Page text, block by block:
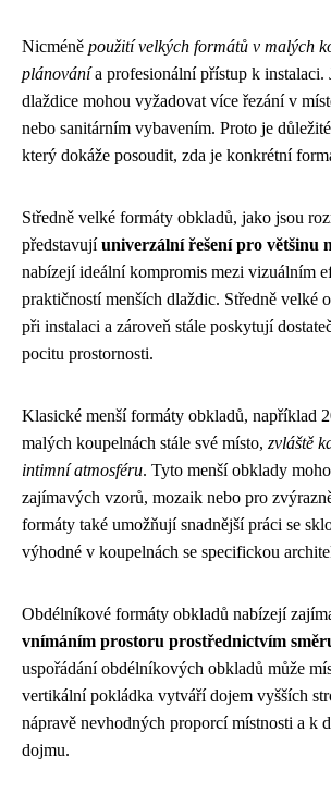
Nicméně použití velkých formátů v malých
plánovánía profesionální přístup k instalaci.
dlaždice mohou vyžadovat více řezání v
nebo sanitárním vybavením. Proto je
který dokáže posoudit, zda je konkrétní
Středně velké formáty obkladů, jako jsou
představujíuniverzální řešení pro většinu
nabízejí ideální kompromis mezi vizuálním
praktičností menších dlaždic. Středně velké
při instalaci a zároveň stále poskytují
pocitu prostornosti.
Klasické menší formáty obkladů, například
malých koupelnách stále své místo, zvláště
intimní atmosféru. Tyto menší obklady
zajímavých vzorů, mozaik nebo pro
formáty také umožňují snadnější práci se
výhodné v koupelnách se specifickou
Obdélníkové formáty obkladů nabízejí
vnímáním prostoru prostřednictvím
uspořádání obdélníkových obkladů může
vertikální pokládka vytváří dojem vyšších
nápravě nevhodných proporcí místnosti a k
dojmu.